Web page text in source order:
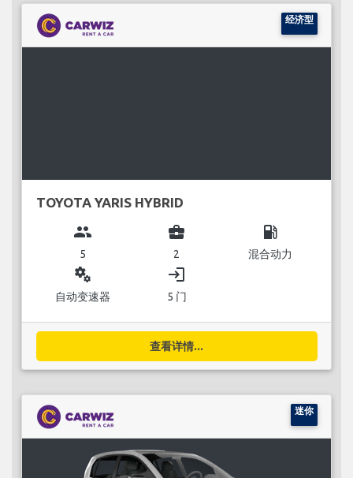
经济型
TOYOTA YARIS HYBRID
group
5
business_center
2
local_gas_station
混合动力
miscellaneous_services
自动变速器
login
5 门
查看详情...
迷你